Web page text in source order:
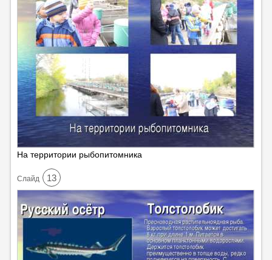
На территории рыбопитомника
Cлайд 13